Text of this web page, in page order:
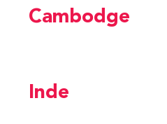
Cambodge
Inde